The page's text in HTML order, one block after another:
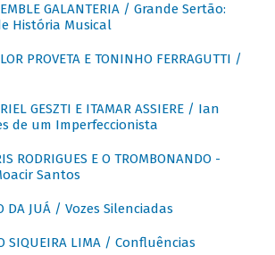
GALANTERIA / Grande Sertão:
História Musical
PROVETA E TONINHO FERRAGUTTI /
GESZTI E ITAMAR ASSIERE / Ian
de um Imperfeccionista
RODRIGUES E O TROMBONANDO -
Santos
DA JUÁ / Vozes Silenciadas
SIQUEIRA LIMA / Confluências